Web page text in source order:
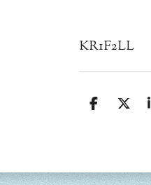
KR1F2LL
T
n
T
n